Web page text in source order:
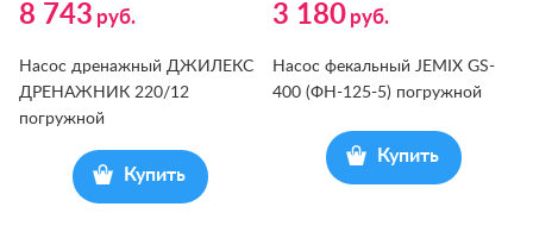
8 743 руб.
Насос дренажный ДЖИЛЕКС
ДРЕНАЖНИК 220/12
погружной
Купить
3 180 руб.
Насос фекальный JEMIX GS-
400 (ФН-125-5) погружной
Купить